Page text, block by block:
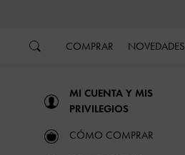
COMPRAR NOVEDADES
MI CUENTA Y MIS
PRIVILEGIOS
CÓMO COMPRAR